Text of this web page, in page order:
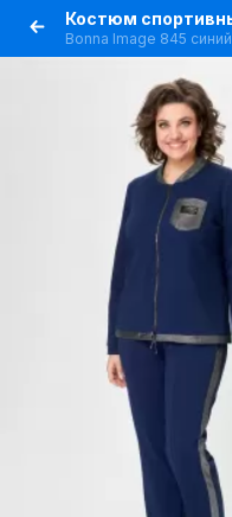
Bonna Image 845 синий